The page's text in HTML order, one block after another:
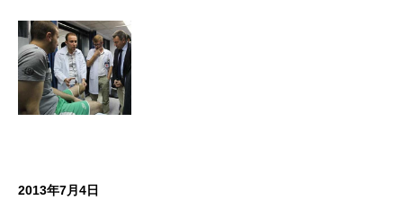
2013年7月4日